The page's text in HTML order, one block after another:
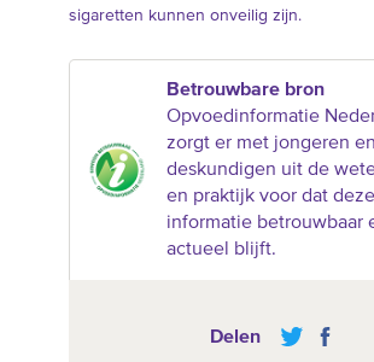
sigaretten kunnen onveilig zijn.
Betrouwbare bron
Opvoedinformatie
zorgt er met jongeren en
deskundigen uit de
en praktijk voor dat deze
informatie betrouwbaar
actueel blijft.
Delen